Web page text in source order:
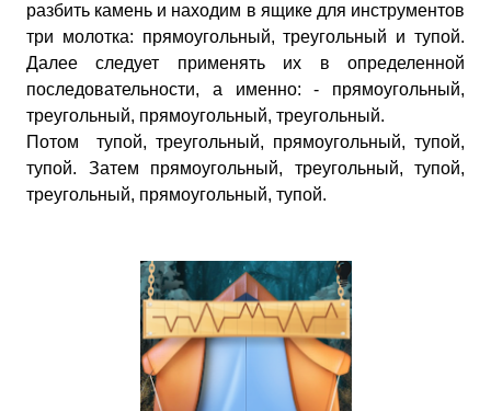
разбить камень и находим в ящике для инструментов
три молотка: прямоугольный, треугольный и тупой.
Далее следует применять их в определенной
последовательности, а именно: - прямоугольный,
треугольный, прямоугольный, треугольный.
Потом тупой, треугольный, прямоугольный, тупой,
тупой. Затем прямоугольный, треугольный, тупой,
треугольный, прямоугольный, тупой.